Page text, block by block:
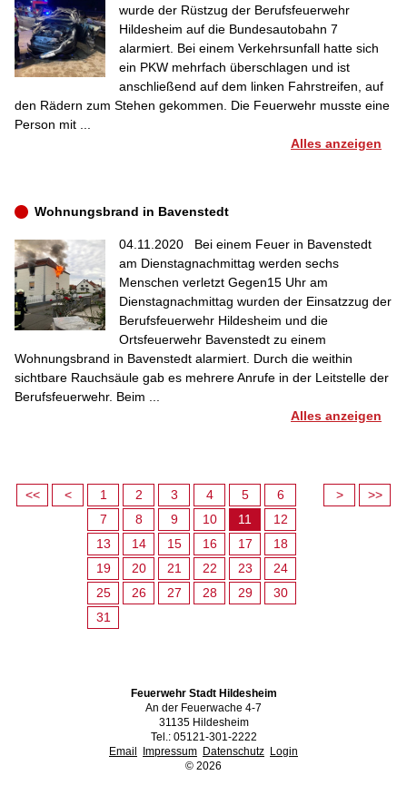
wurde der Rüstzug der Berufsfeuerwehr
Hildesheim auf die Bundesautobahn 7
alarmiert. Bei einem Verkehrsunfall hatte sich
ein PKW mehrfach überschlagen und ist
anschließend auf dem linken Fahrstreifen, auf
den Rädern zum Stehen gekommen. Die Feuerwehr musste eine
Person mit ...
Alles anzeigen
Wohnungsbrand in Bavenstedt
04.11.2020 Bei einem Feuer in Bavenstedt
am Dienstagnachmittag werden sechs
Menschen verletzt Gegen15 Uhr am
Dienstagnachmittag wurden der Einsatzzug der
Berufsfeuerwehr Hildesheim und die
Ortsfeuerwehr Bavenstedt zu einem
Wohnungsbrand in Bavenstedt alarmiert. Durch die weithin
sichtbare Rauchsäule gab es mehrere Anrufe in der Leitstelle der
Berufsfeuerwehr. Beim ...
Alles anzeigen
<< < 1 2 3 4 5
6
7
8 9 10 11
12
13
14 15 16 17
18
19
20 21 22 23
24
25
26 27 28 29
30
31
> >>
Feuerwehr Stadt Hildesheim
An der Feuerwache 4-7
31135 Hildesheim
Tel.: 05121-301-2222
Email Impressum Datenschutz Login
© 2026